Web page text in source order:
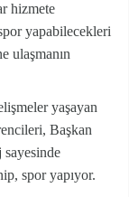
hizmete
yapabilecekleri
ulaşmanın
yaşayan
Başkan
sayesinde
spor yapıyor.